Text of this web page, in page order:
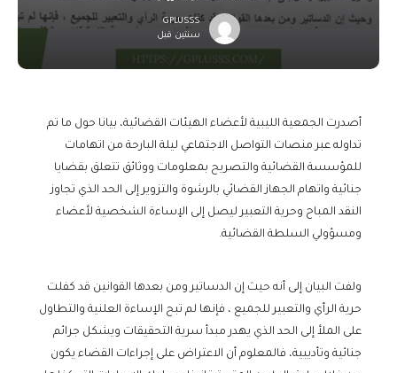
GPLUSSS
سنتين قبل
أصدرت الجمعية الليبية لأعضاء الهيئات القضائية، بيانا حول ما تم
تداوله عبر منصات التواصل الاجتماعي ليلة البارحة من اتهامات
للمؤسسة القضائية والتصريح بمعلومات ووثائق تتعلق بقضايا
جنائية واتهام الجهاز القضائي بالرشوة والتزوير إلى الحد الذي تجاوز
النقد المباح وحرية التعبير ليصل إلى الإساءة الشخصية لأعضاء
ومسؤولي السلطة القضائية.
ولفت البيان إلى أنه حيث إن الدساتير ومن بعدها القوانين قد كفلت
حرية الرأي والتعبير للجميع ، فإنها لم تبح الإساءة العلنية والتطاول
على الملأ إلى الحد الذي يهدر مبدأ سرية التحقيقات ويشكل جرائم
جنائية وتأديبية، فالمعلوم أن الاعتراض على إجراءات القضاء يكون